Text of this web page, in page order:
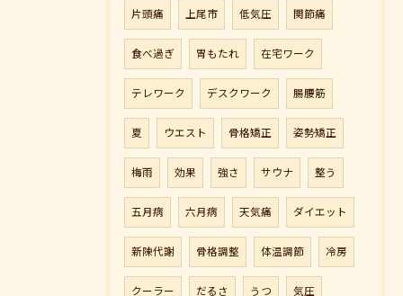
片頭痛 上尾市 低気圧 関節痛
食べ過ぎ 胃もたれ 在宅ワーク
テレワーク デスクワーク 腸腰筋
夏 ウエスト 骨格矯正 姿勢矯正
梅雨 効果 強さ サウナ 整う
五月病 六月病 天気痛 ダイエット
新陳代謝 骨格調整 体温調節 冷房
クーラー だるさ うつ 気圧